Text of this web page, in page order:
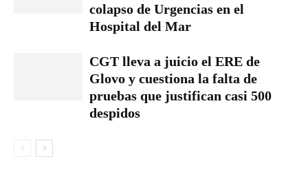
colapso de Urgencias en el
Hospital del Mar
CGT lleva a juicio el ERE de
Glovo y cuestiona la falta de
pruebas que justifican casi 500
despidos